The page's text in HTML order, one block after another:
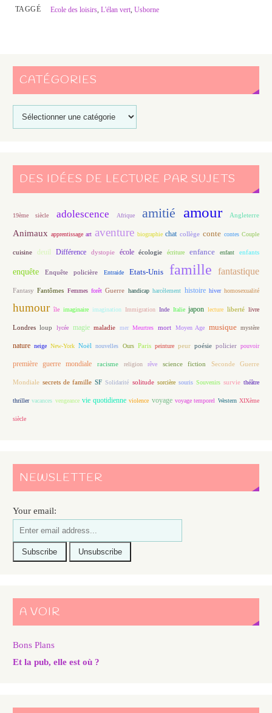
TAGGÉ Ecole des loisirs ,L'élan vert ,Usborne
CATÉGORIES
DES IDÉES DE LECTURE PAR SUJETS
19ème siècle adolescence Afrique amitié amour Angleterre
Animaux apprentissage art aventure biographie chat collège conte contes Couple
cuisine deuil Différence dystopie école écologie écriture enfance enfant enfants
enquête Enquête policière Entraide Etats-Unis famille fantastique
Fantasy Fantômes Femmes forêt Guerre handicap harcèlement histoire hiver homosexualité
humour île imaginaire imagination Immigration Inde Italie japon lecture liberté livre
Londres loup lycée magie maladie mer Meurtres mort Moyen Age musique mystère
nature neige New-York Noël nouvelles Ours Paris peinture peur poésie policier pouvoir
première guerre mondiale racisme religion rêve science fiction Seconde Guerre
Mondiale secrets de famille SF Solidarité solitude sorcière souris Souvenirs survie théâtre
thriller vacances vengeance vie quotidienne violence voyage voyage temporel Western XIXème
siècle
NEWSLETTER
Your email:
A VOIR
Bons Plans
Et la pub, elle est où ?